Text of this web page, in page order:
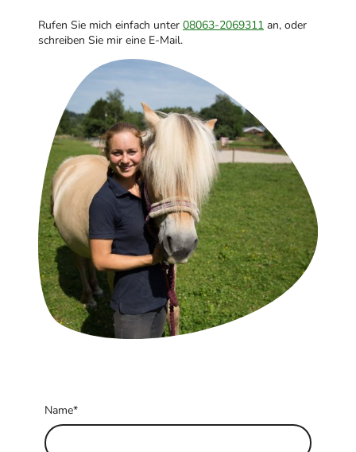
Rufen Sie mich einfach unter 08063-2069311 an, oder
schreiben Sie mir eine E-Mail.
Name*